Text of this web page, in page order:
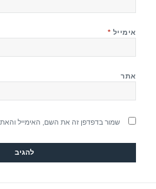
אימייל *
אתר
שמור בדפדפן זה את השם, האימייל